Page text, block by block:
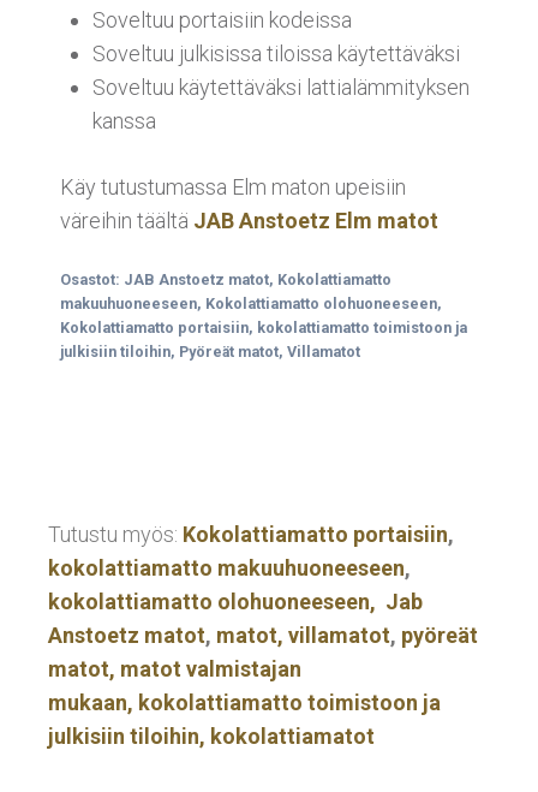
Soveltuu portaisiin kodeissa
Soveltuu julkisissa tiloissa käytettäväksi
Soveltuu käytettäväksi lattialämmityksen
kanssa
Käy tutustumassa Elm maton upeisiin
väreihin täältä JAB Anstoetz Elm matot
Osastot: JAB Anstoetz matot, Kokolattiamatto
makuuhuoneeseen, Kokolattiamatto olohuoneeseen,
Kokolattiamatto portaisiin, kokolattiamatto toimistoon ja
julkisiin tiloihin, Pyöreät matot, Villamatot
Tutustu myös: Kokolattiamatto portaisiin,
kokolattiamatto makuuhuoneeseen,
kokolattiamatto olohuoneeseen, Jab
Anstoetz matot, matot, villamatot, pyöreät
matot, matot valmistajan
mukaan, kokolattiamatto toimistoon ja
julkisiin tiloihin, kokolattiamatot